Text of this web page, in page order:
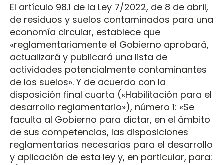
El artículo 98.1 de la Ley 7/2022, de 8 de abril,
de residuos y suelos contaminados para una
economía circular, establece que
«reglamentariamente el Gobierno aprobará,
actualizará y publicará una lista de
actividades potencialmente contaminantes
de los suelos». Y de acuerdo con la
disposición final cuarta («Habilitación para el
desarrollo reglamentario»), número 1: «Se
faculta al Gobierno para dictar, en el ámbito
de sus competencias, las disposiciones
reglamentarias necesarias para el desarrollo
y aplicación de esta ley y, en particular, para: